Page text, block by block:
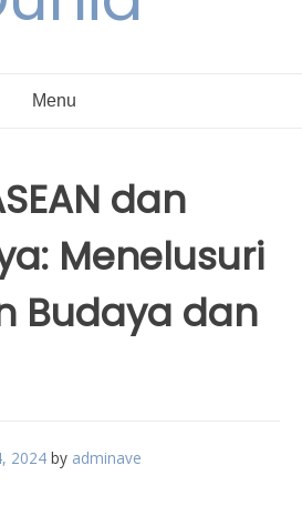
Menu
dan
Menelusuri
Budaya dan
2024 by adminave